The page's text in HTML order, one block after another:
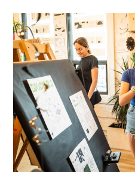
Les
parents
témoignent